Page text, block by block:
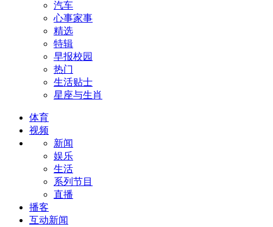
汽车
心事家事
精选
特辑
早报校园
热门
生活贴士
星座与生肖
体育
视频
新闻
娱乐
生活
系列节目
直播
播客
互动新闻